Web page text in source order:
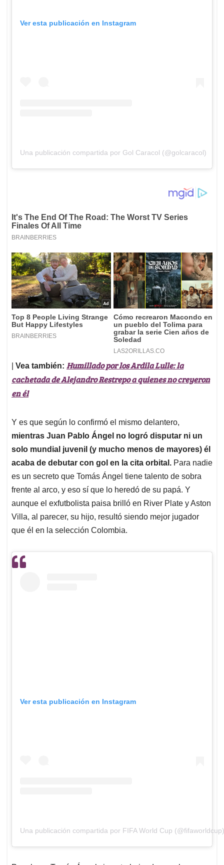
Ver esta publicación en Instagram
Una publicación compartida por Gol Caracol (@golcaracol)
Vea también: Humillado por los Ardila Lulle: la
cachetada de Alejandro Restrepo a quienes no creyeron
en él
Y es que según lo confirmó el mismo delantero,
mientras Juan Pablo Ángel no logró disputar ni un
solo mundial juvenil (y mucho menos de mayores) él
acaba de debutar con gol en la cita orbital. Para nadie
es un secreto que Tomás Ángel tiene talento de sobra
frente al arco, y eso sí que lo heredó de su papá. Y
aunque el exfutbolista paisa brilló en River Plate y Aston
Villa, al parecer, su hijo, resultó siendo mejor jugador
que él en la selección Colombia.
Ver esta publicación en Instagram
Una publicación compartida por FIFA World Cup (@fifaworldcup)